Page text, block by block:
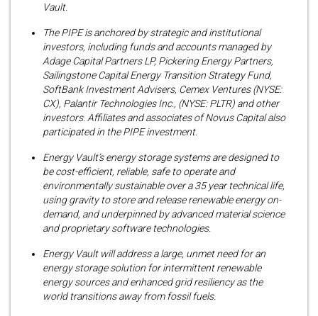
Vault.
The PIPE is anchored by strategic and institutional
investors, including funds and accounts managed by
Adage Capital Partners LP, Pickering Energy Partners,
Sailingstone Capital Energy Transition Strategy Fund,
SoftBank Investment Advisers, Cemex Ventures (NYSE:
CX), Palantir Technologies Inc., (NYSE: PLTR) and other
investors. Affiliates and associates of Novus Capital also
participated in the PIPE investment.
Energy Vault’s energy storage systems are designed to
be cost-efficient, reliable, safe to operate and
environmentally sustainable over a 35 year technical life,
using gravity to store and release renewable energy on-
demand, and underpinned by advanced material science
and proprietary software technologies.
Energy Vault will address a large, unmet need for an
energy storage solution for intermittent renewable
energy sources and enhanced grid resiliency as the
world transitions away from fossil fuels.